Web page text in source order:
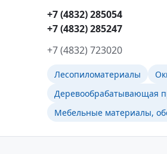
+7 (4832) 285054
+7 (4832) 285247
+7 (4832) 723020
Лесопиломатериалы
Деревообрабатывающая
Мебельные материалы,